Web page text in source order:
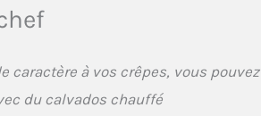
caractère à vos crêpes, vous pouvez
du calvados chauffé